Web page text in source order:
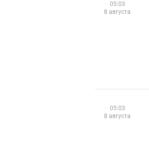
05:03
8 августа
05:03
8 августа